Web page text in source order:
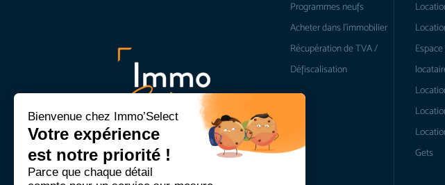
Programmes neufs
Acheter dans l’immobilier
Récupération de TVA /
Défiscalisation
Gets